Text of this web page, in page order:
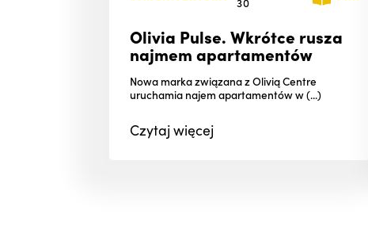
Olivia Pulse. Wkrótce rusza
najmem apartamentów
Nowa marka związana z Olivią Centre
uruchamia najem apartamentów w (...)
Czytajwięcej